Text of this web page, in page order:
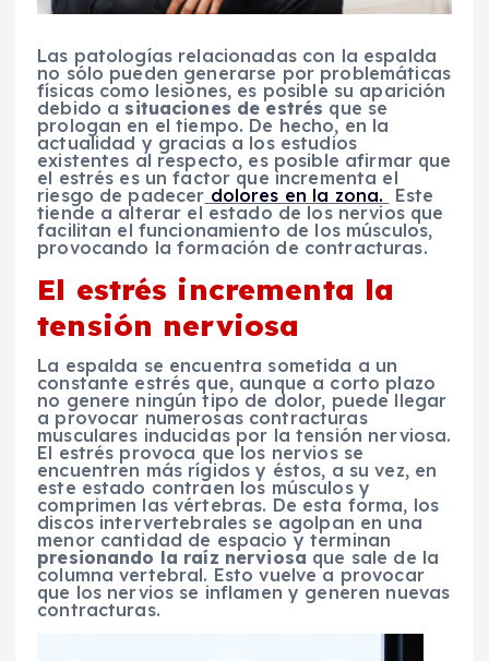
Las patologías relacionadas con la espalda
no sólo pueden generarse por problemáticas
físicas como lesiones, es posible su aparición
debido a situaciones de estrés que se
prologan en el tiempo. De hecho, en la
actualidad y gracias a los estudios
existentes al respecto, es posible afirmar que
el estrés es un factor que incrementa el
riesgo de padecer dolores en la zona.
Este
tiende a alterar el estado de los nervios que
facilitan el funcionamiento de los músculos,
provocando la formación de contracturas.
El estrés incrementa la
tensión nerviosa
La espalda se encuentra sometida a un
constante estrés que, aunque a corto plazo
no genere ningún tipo de dolor, puede llegar
a provocar numerosas contracturas
musculares inducidas por la tensión nerviosa.
El estrés provoca que los nervios se
encuentren más rígidos y éstos, a su vez, en
este estado contraen los músculos y
comprimen las vértebras. De esta forma, los
discos intervertebrales se agolpan en una
menor cantidad de espacio y terminan
presionando la raíz nerviosa que sale de la
columna vertebral. Esto vuelve a provocar
que los nervios se inflamen y generen nuevas
contracturas.